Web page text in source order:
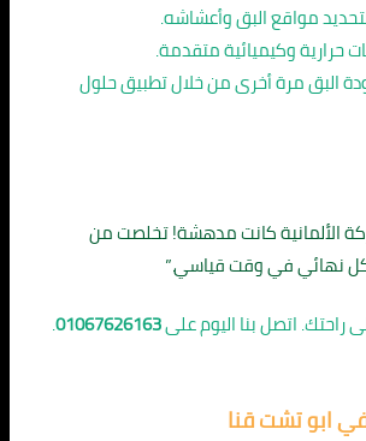
مواقع البق وأعشاشه.
حرارية وكيميائية متقدمة.
البق مرة أخرى من خلال تطبيق حلول
الألمانية كانت مدهشة! تخلصت من
نهائي في وقت قياسي.”
راحتك. اتصل بنا اليوم على01067626163
.
ابو تشت قنا